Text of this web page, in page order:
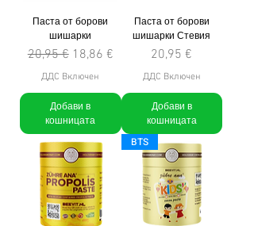
Паста от борови
шишарки
Редовна цена
20,95 € Продажна цена
18,86 €
ДДС Включен
Добави в
кошницата
Паста от борови
шишарки Стевия
Цена
20,95 €
ДДС Включен
Добави в
кошницата
BTS